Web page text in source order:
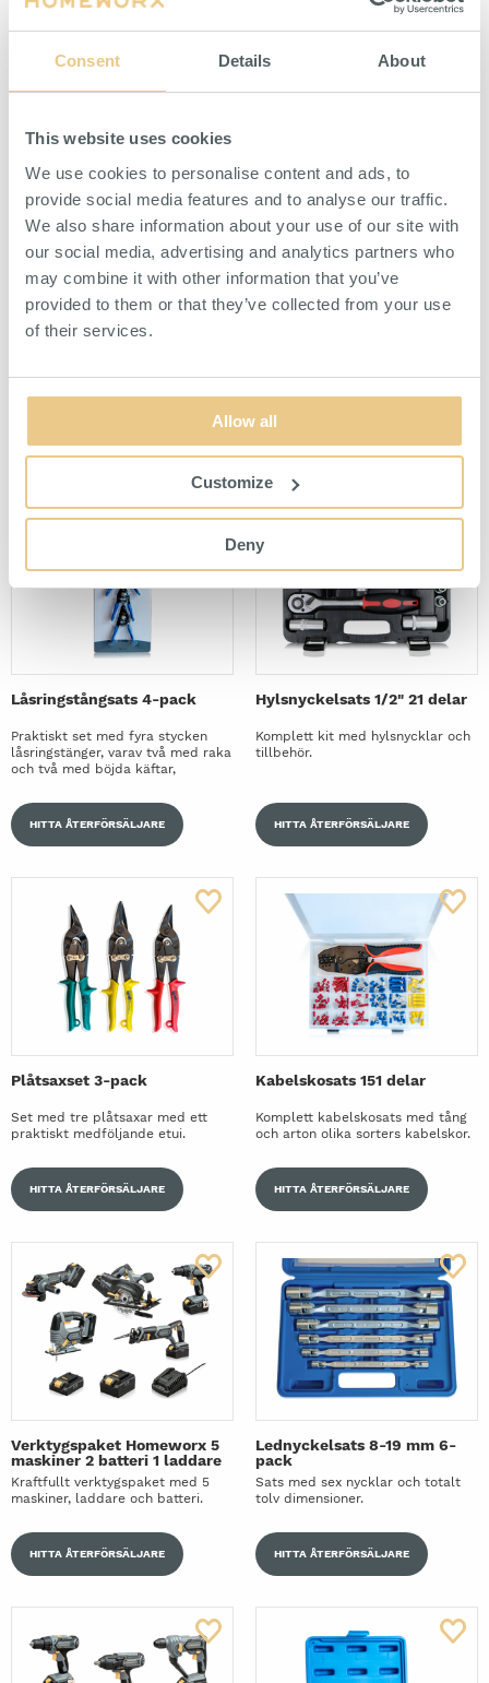
Consent Details About
This website uses cookies
We use cookies to personalise content and ads, to
provide social media features and to analyse our traffic.
We also share information about your use of our site with
our social media, advertising and analytics partners who
may combine it with other information that you’ve
provided to them or that they’ve collected from your use
of their services.
Allow all
Customize
Deny
Hylsor, bits och tillbehör för olika
Smidig borrskruvdragare inklusive
Blocknyckelsats med ledad
Låsringstångsats 4-pack
Praktiskt set med fyra stycken
låsringstänger, varav två med raka
och två med böjda käftar,
HITTA ÅTERFÖRSÄLJARE
Hylsnyckelsats 1/2" 21 delar
Komplett kit med hylsnycklar och
tillbehör.
HITTA ÅTERFÖRSÄLJARE
Plåtsaxset 3-pack
Set med tre plåtsaxar med ett
praktiskt medföljande etui.
HITTA ÅTERFÖRSÄLJARE
Kabelskosats 151 delar
Komplett kabelskosats med tång
och arton olika sorters kabelskor.
HITTA ÅTERFÖRSÄLJARE
Verktygspaket Homeworx 5
maskiner 2 batteri 1 laddare
Kraftfullt verktygspaket med 5
maskiner, laddare och batteri.
HITTA ÅTERFÖRSÄLJARE
Lednyckelsats 8-19 mm 6-
pack
Sats med sex nycklar och totalt
tolv dimensioner.
HITTA ÅTERFÖRSÄLJARE